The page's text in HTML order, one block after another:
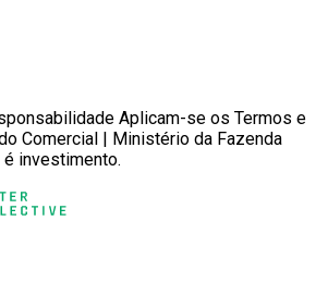
Aplicam-se os Termos e
Comercial | Ministério da Fazenda
investimento.